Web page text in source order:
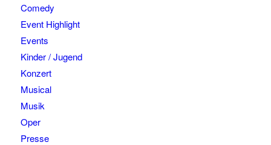
Comedy
Event Highlight
Events
Kinder / Jugend
Konzert
Musical
Musik
Oper
Presse